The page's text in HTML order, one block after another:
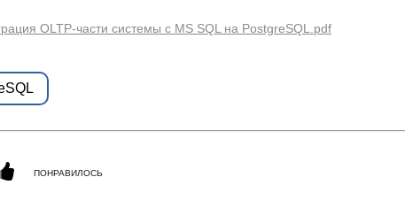
OLTP-части системы с MS SQL на PostgreSQL.pdf
ПОНРАВИЛОСЬ